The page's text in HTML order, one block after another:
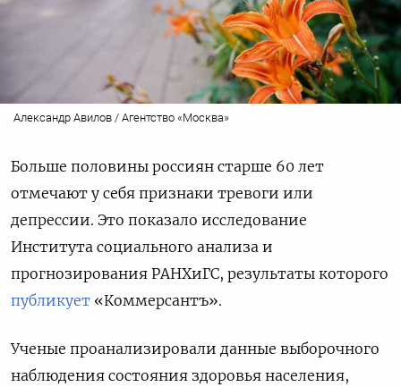
Александр Авилов / Агентство «Москва»
Больше половины россиян старше 60 лет
отмечают у себя признаки тревоги или
депрессии. Это показало исследование
Института социального анализа и
прогнозирования РАНХиГС, результаты которого
публикует «Коммерсантъ».
Ученые проанализировали данные выборочного
наблюдения состояния здоровья населения,